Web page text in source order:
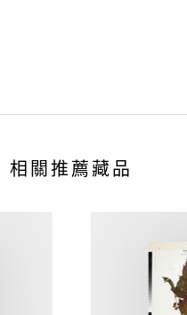
相關推薦藏品